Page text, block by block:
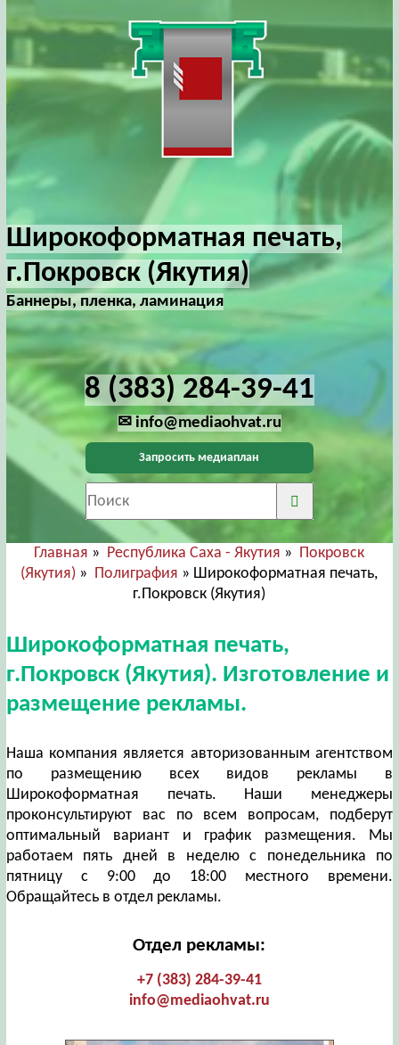
Широкоформатная печать,
г.Покровск (Якутия)
Баннеры, пленка, ламинация
8 (383) 284-39-41
✉ info@mediaohvat.ru
Запросить медиаплан
Главная » Республика Саха - Якутия » Покровск
(Якутия) » Полиграфия » Широкоформатная печать,
г.Покровск (Якутия)
Широкоформатная печать,
г.Покровск (Якутия). Изготовление и
размещение рекламы.
Наша компания является авторизованным агентством
по размещению всех видов рекламы в
Широкоформатная печать. Наши менеджеры
проконсультируют вас по всем вопросам, подберут
оптимальный вариант и график размещения. Мы
работаем пять дней в неделю с понедельника по
пятницу с 9:00 до 18:00 местного времени.
Обращайтесь в отдел рекламы.
Отдел рекламы:
+7 (383) 284-39-41
info@mediaohvat.ru